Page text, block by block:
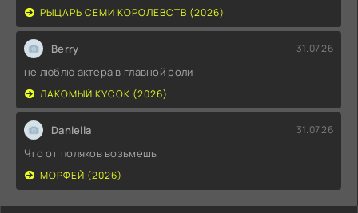
РЫЦАРЬ СЕМИ КОРОЛЕВСТВ (2026)
Berry 31.07.26
не люблю актера в главной роли
ЛАКОМЫЙ КУСОК (2026)
Daniella 31.07.26
Что от поляков возьмешь
МОРФЕЙ (2026)